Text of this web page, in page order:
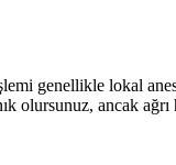
genellikle lokal
olursunuz, ancak